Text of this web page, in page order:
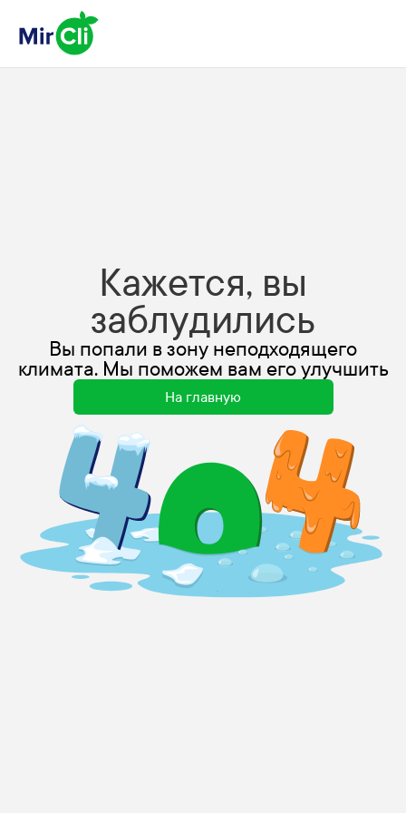
Кажется, вы
заблудились
Вы попали в зону неподходящего
климата. Мы поможем вам его улучшить
На главную